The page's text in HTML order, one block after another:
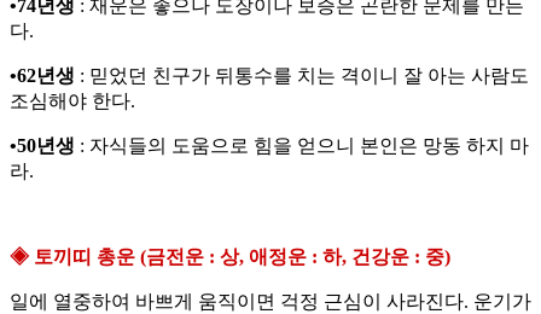
•74년생 : 재운은 좋으나 도장이나 보증은 곤란한 문제를 만든
다.
•62년생 : 믿었던 친구가 뒤통수를 치는 격이니 잘 아는 사람도
조심해야 한다.
•50년생 : 자식들의 도움으로 힘을 얻으니 본인은 망동 하지 마
라.
◈ 토끼띠 총운 (금전운 : 상, 애정운 : 하, 건강운 : 중)
일에 열중하여 바쁘게 움직이면 걱정 근심이 사라진다. 운기가